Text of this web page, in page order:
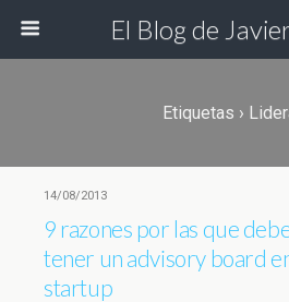
El Blog de
Etiquetas ›
14/08/2013
9 razones por las que
tener un advisory board
startup